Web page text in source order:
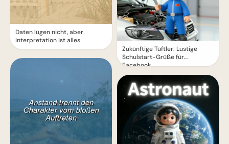
Daten lügen nicht, aber
Interpretation ist alles
Zukünftige Tüftler: Lustige
Schulstart-Grüße für
Facebook